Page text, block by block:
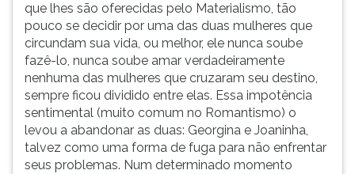
que lhes são oferecidas pelo Materialismo, tão
pouco se decidir por uma das duas mulheres que
circundam sua vida, ou melhor, ele nunca soube
fazê-lo, nunca soube amar verdadeiramente
nenhuma das mulheres que cruzaram seu destino,
sempre ficou dividido entre elas. Essa impotência
sentimental (muito comum no Romantismo) o
levou a abandonar as duas: Georgina e Joaninha,
talvez como uma forma de fuga para não enfrentar
seus problemas. Num determinado momento